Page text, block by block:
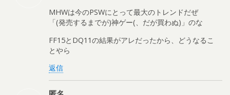
MHWは今のPSWにとって最大のトレンドだぜ
「(発売するまでが)神ゲー(、だが買わぬ)」のな
FF15とDQ11の結果がアレだったから、どうなるこ
とやら
返信